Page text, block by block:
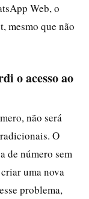
Web, o
mesmo que não
o acesso ao
não será
O
de número sem
uma nova
problema,